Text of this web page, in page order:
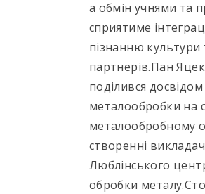
а обмін учнями та
сприятиме
пізнанню культури
партнерів.Пан
поділився
металообробки на
металообробному
створенні
Люблінського
обробки